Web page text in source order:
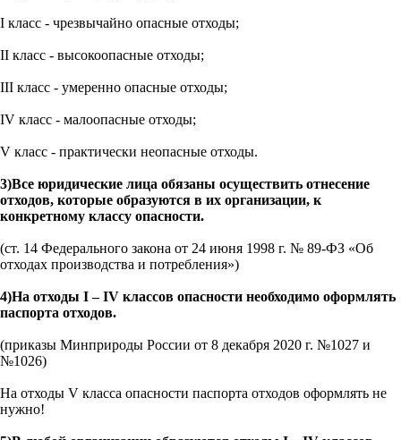
I класс - чрезвычайно опасные отходы;
II класс - высокоопасные отходы;
III класс - умеренно опасные отходы;
IV класс - малоопасные отходы;
V класс - практически неопасные отходы.
3)Все юридические лица обязаны осуществить отнесение
отходов, которые образуются в их организации, к
конкретному классу опасности.
(ст. 14 Федерального закона от 24 июня 1998 г. № 89-ФЗ «Об
отходах производства и потребления»)
4)На отходы I – IV классов опасности необходимо оформлять
паспорта отходов.
(приказы Минприроды России от 8 декабря 2020 г. №1027 и
№1026)
На отходы V класса опасности паспорта отходов оформлять не
нужно!